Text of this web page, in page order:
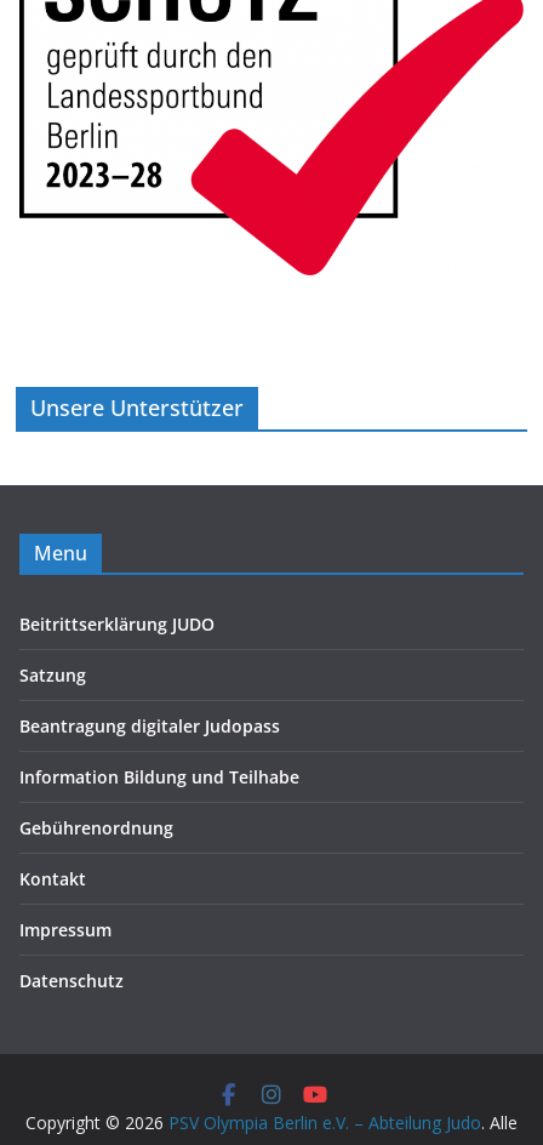
Unsere Unterstützer
Menu
Beitrittserklärung JUDO
Satzung
Beantragung digitaler Judopass
Information Bildung und Teilhabe
Gebührenordnung
Kontakt
Impressum
Datenschutz
Copyright © 2026 PSV Olympia Berlin e.V. – Abteilung Judo. Alle